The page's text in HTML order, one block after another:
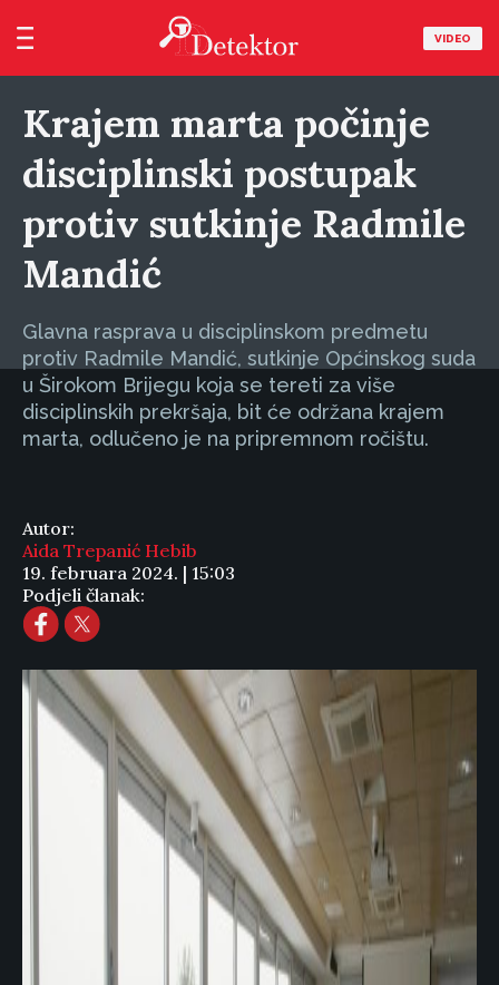
VIDEO
Krajem marta počinje
disciplinski postupak
protiv sutkinje Radmile
Mandić
Glavna rasprava u disciplinskom predmetu
protiv Radmile Mandić, sutkinje Općinskog suda
u Širokom Brijegu koja se tereti za više
disciplinskih prekršaja, bit će održana krajem
marta, odlučeno je na pripremnom ročištu.
Autor:
Aida Trepanić Hebib
19. februara 2024. | 15:03
Podjeli članak: